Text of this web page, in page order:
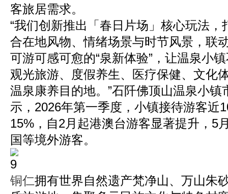
客旅居需求。
“我们创新推出「春日片场」核心玩法
合在地风物、情绪场景与时节风景，联
可游可感可愈的“泉新体验”，让温泉小
观光旅游、度假养生、医疗保健、文化
温泉康养目的地。”石阡佛顶山温泉小镇
示，2026年第一季度，小镇接待游客近
15%，自2月起港澳台游客显著提升，5
国等境外游客。
铜仁拥有世界自然遗产梵净山、万山朱